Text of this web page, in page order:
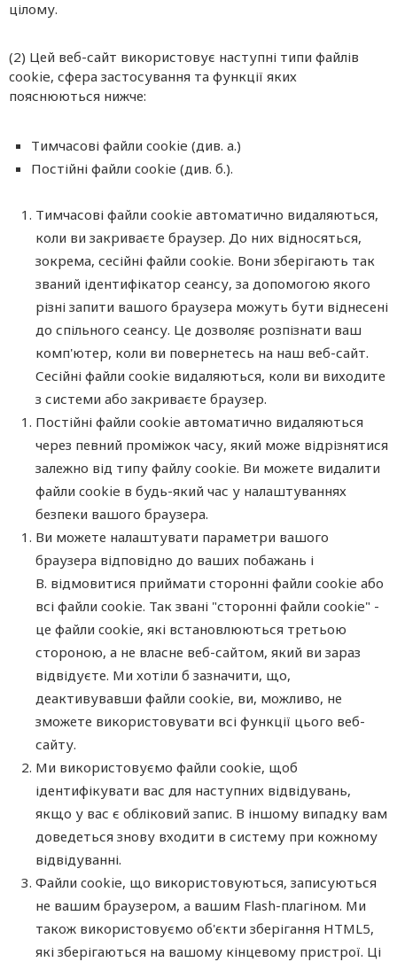
цілому.
(2) Цей веб-сайт використовує наступні типи файлів
cookie, сфера застосування та функції яких
пояснюються нижче:
Тимчасові файли cookie (див. a.)
Постійні файли cookie (див. б.).
Тимчасові файли cookie автоматично видаляються,
коли ви закриваєте браузер. До них відносяться,
зокрема, сесійні файли cookie. Вони зберігають так
званий ідентифікатор сеансу, за допомогою якого
різні запити вашого браузера можуть бути віднесені
до спільного сеансу. Це дозволяє розпізнати ваш
комп'ютер, коли ви повернетесь на наш веб-сайт.
Сесійні файли cookie видаляються, коли ви виходите
з системи або закриваєте браузер.
Постійні файли cookie автоматично видаляються
через певний проміжок часу, який може відрізнятися
залежно від типу файлу cookie. Ви можете видалити
файли cookie в будь-який час у налаштуваннях
безпеки вашого браузера.
Ви можете налаштувати параметри вашого
браузера відповідно до ваших побажань і
B. відмовитися приймати сторонні файли cookie або
всі файли cookie. Так звані "сторонні файли cookie" -
це файли cookie, які встановлюються третьою
стороною, а не власне веб-сайтом, який ви зараз
відвідуєте. Ми хотіли б зазначити, що,
деактивувавши файли cookie, ви, можливо, не
зможете використовувати всі функції цього веб-
сайту.
Ми використовуємо файли cookie, щоб
ідентифікувати вас для наступних відвідувань,
якщо у вас є обліковий запис. В іншому випадку вам
доведеться знову входити в систему при кожному
відвідуванні.
Файли cookie, що використовуються, записуються
не вашим браузером, а вашим Flash-плагіном. Ми
також використовуємо об'єкти зберігання HTML5,
які зберігаються на вашому кінцевому пристрої. Ці